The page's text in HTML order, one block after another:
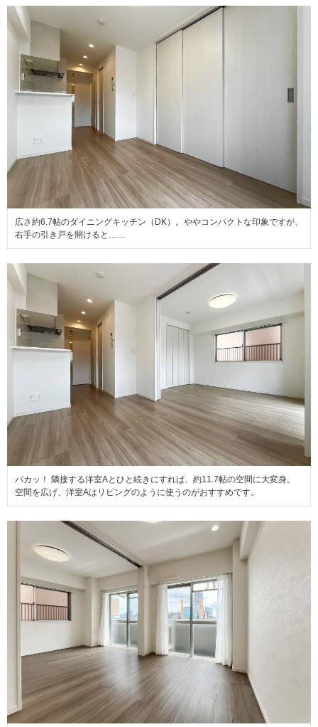
広さ約6.7帖のダイニングキッチン（DK）。ややコンパクトな印象ですが、
右手の引き戸を開けると……
パカッ！ 隣接する洋室Aとひと続きにすれば、約11.7帖の空間に大変身。
空間を広げ、洋室Aはリビングのように使うのがおすすめです。